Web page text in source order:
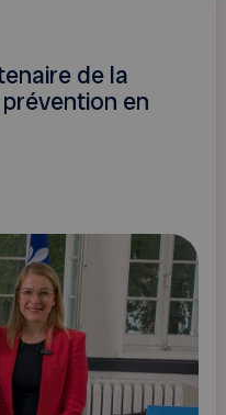
de la
en